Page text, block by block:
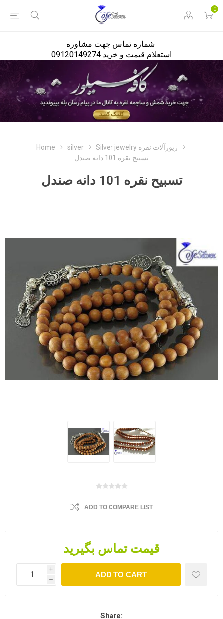
0
استعلام قیمت و خرید 09120149274
Home silver
Silver jewelry زیورآلات نقره
تسبیح نقره 101 دانه صندل
تسبیح نقره 101 دانه صندل
ADD TO COMPARE LIST
قیمت تماس بگیرید
i
h
ADD TO CART
Share: